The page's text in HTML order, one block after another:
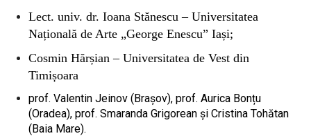
Lect. univ. dr. Ioana Stănescu – Universitatea
Națională de Arte „George Enescu” Iași;
Cosmin Hărșian – Universitatea de Vest din
Timișoara
prof. Valentin Jeinov (Brașov), prof. Aurica Bonțu
(Oradea), prof. Smaranda Grigorean și Cristina Tohătan
(Baia Mare).